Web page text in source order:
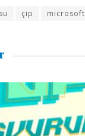
çip microsoft